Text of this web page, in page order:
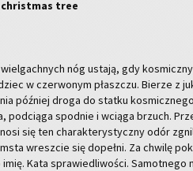
tree
wiel­gach­nych nóg usta­ją, gdy
w czer­wo­nym płasz­czu. Bie­rze z
póź­niej droga do stat­ku
pod­cią­ga spodnie i wcią­ga brzuch.
się ten cha­rak­te­ry­stycz­ny odór
wresz­cie się do­peł­ni. Za chwi­lę
Kata spra­wie­dli­wo­ści. Sa­mot­ne­go